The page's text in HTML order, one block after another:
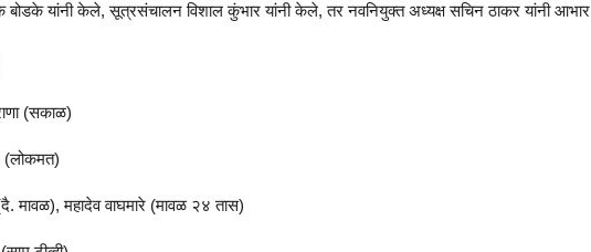
बोडके यांनी केले, सूत्रसंचालन विशाल कुंभार यांनी केले, तर नवनियुक्त अध्यक्ष सचिन ठाकर यांनी आभार
(सकाळ)
(लोकमत)
मावळ), महादेव वाघमारे (मावळ २४ तास)